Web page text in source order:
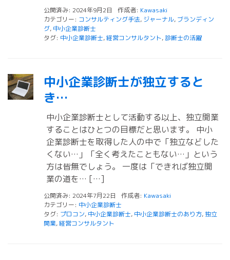
公開済み: 2024年9月2日 作成者: Kawasaki
カテゴリー: コンサルティング手法, ジャーナル, ブランディン
グ, 中小企業診断士
タグ: 中小企業診断士,経営コンサルタント, 診断士の活躍
中小企業診断士が独立すると
き…
中小企業診断士として活動する以上、独立開業
することはひとつの目標だと思います。 中小
企業診断士を取得した人の中で「独立などした
くない…」「全く考えたこともない…」という
方は皆無でしょう。 一度は「できれば独立開
業の道を… […]
公開済み: 2024年7月22日 作成者: Kawasaki
カテゴリー: 中小企業診断士
タグ: プロコン, 中小企業診断士, 中小企業診断士のあり方, 独立
開業,経営コンサルタント